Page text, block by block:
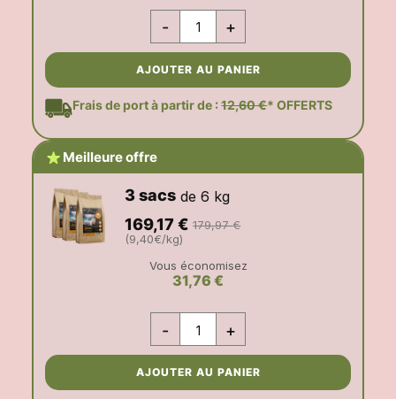
- +
Frais de port à partir de :12,60 €* OFFERTS
AJOUTER AU PANIER
Meilleure offre
3 sacs de 6 kg
169,17€ 179,97€
(9,40€/kg)
Vous économisez
31,76 €
- +
AJOUTER AU PANIER